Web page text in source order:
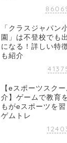
「クラスジャパン
園」は不登校でも
になる！詳しい特
も紹介
【eスポーツスク
介】ゲームで教育
もがeスポーツを習
ゲムトレ